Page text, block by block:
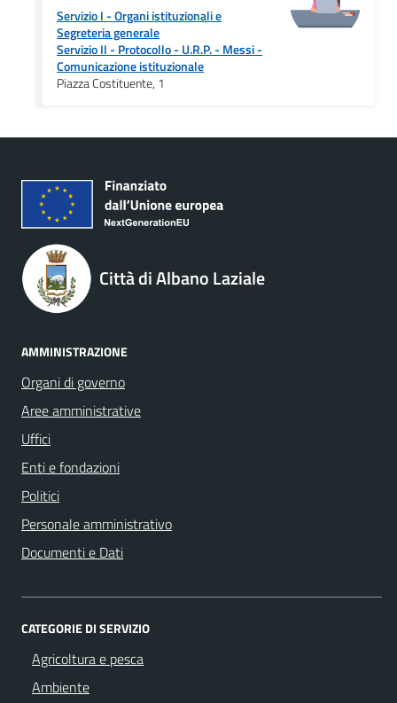
Servizio I - Organi istituzionali e
Segreteria generale
Servizio II - Protocollo - U.R.P. - Messi-
Comunicazione istituzionale
Piazza Costituente, 1
Città di Albano Laziale
AMMINISTRAZIONE
Organi di governo
Aree amministrative
Uffici
Enti e fondazioni
Politici
Personale amministrativo
Documenti e Dati
CATEGORIE DI SERVIZIO
Agricoltura e pesca
Ambiente